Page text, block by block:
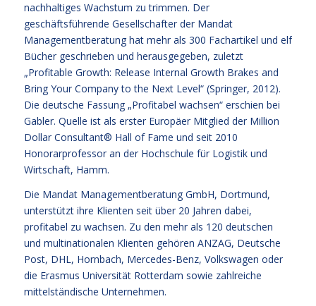
nachhaltiges Wachstum zu trimmen. Der
geschäftsführende Gesellschafter der Mandat
Managementberatung hat mehr als 300 Fachartikel und elf
Bücher geschrieben und herausgegeben, zuletzt
„Profitable Growth: Release Internal Growth Brakes and
Bring Your Company to the Next Level“ (Springer, 2012).
Die deutsche Fassung „Profitabel wachsen“ erschien bei
Gabler. Quelle ist als erster Europäer Mitglied der Million
Dollar Consultant® Hall of Fame und seit 2010
Honorarprofessor an der Hochschule für Logistik und
Wirtschaft, Hamm.
Die Mandat Managementberatung GmbH, Dortmund,
unterstützt ihre Klienten seit über 20 Jahren dabei,
profitabel zu wachsen. Zu den mehr als 120 deutschen
und multinationalen Klienten gehören ANZAG, Deutsche
Post, DHL, Hornbach, Mercedes-Benz, Volkswagen oder
die Erasmus Universität Rotterdam sowie zahlreiche
mittelständische Unternehmen.